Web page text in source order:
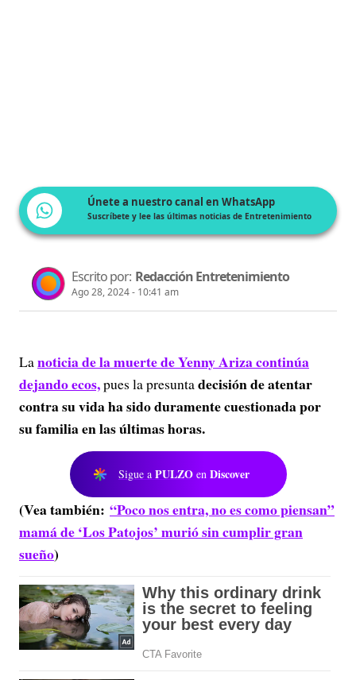
Únete a nuestro canal en WhatsApp
Suscríbete y lee las últimas noticias de Entretenimiento
Escrito por: Redacción Entretenimiento
Ago 28, 2024 - 10:41 am
Lanoticia de la muerte de Yenny Ariza continúa
dejando ecos,pues la presuntadecisión de atentar
contra su vida ha sido duramente cuestionada por
su familia en las últimas horas.
Sigue a PULZO en Discover
(Vea también: “Poco nos entra, no es como piensan”
mamá de ‘Los Patojos’ murió sin cumplir gran
sueño)